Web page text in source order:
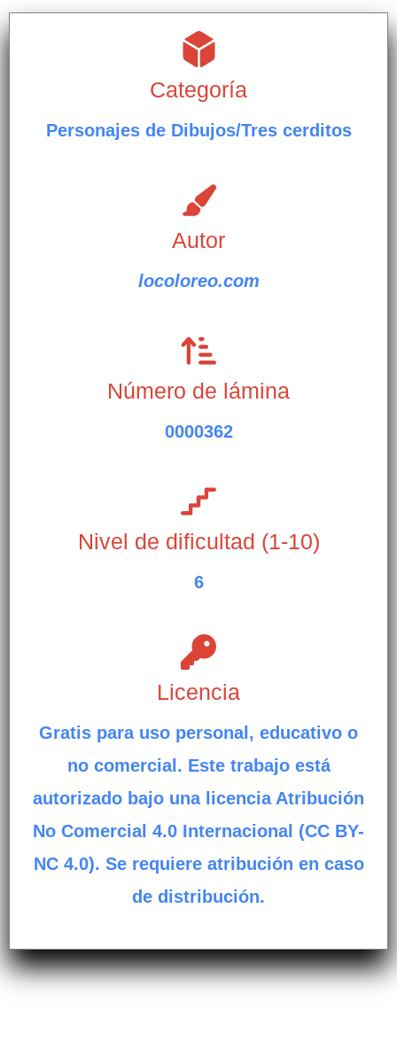
Categoría
Personajes de Dibujos/Tres cerditos
Autor
locoloreo.com
Número de lámina
0000362
Nivel de dificultad (1-10)
6
Licencia
Gratis para uso personal, educativo o
no comercial. Este trabajo está
autorizado bajo una licencia Atribución
No Comercial 4.0 Internacional (CC BY-
NC 4.0). Se requiere atribución en caso
de distribución.